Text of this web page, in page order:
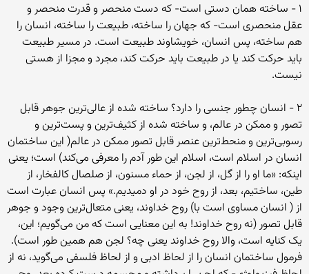
۱ - ساخته همان دستی است- که دست منحصر و قدرت منحصر و
عقل منحصری است- که جهان را ساخته، طبیعت را ساخته، انسان را
هم ساخته، پس انسان، خویشاوند طبیعت است. در مسیر طبیعت
باید حرکت کند یا در طبیعت باید حرکت کند، مجرد و مجزا از هستی
نیست.
۲ - انسان چطور جنسی را دارد؟ ساخته شده از عالی‌ترین جوهر قابل
تصور و ممکن در عالم، و ساخته شده از کثیف‌ترین و پست‌ترین و
رسوبی‌ترین و منحط‌ترین عنصر قابل تصور ممکن در عالم( این ساختمان
انسان در اسلام است، اسلام این طور آدم را معرفی می‌کند) است؛ یعنی
اینکه: «ما او را از گل، از لجن، از حماء مسنون، از صلصال کالفخار، از
طین، ساختیم، بعد، از روح خود در او دمیدیم.» پس انسان عبارت است
از ( انسان مساوی است با) روح خداوند، یعنی متعال‌ترین وجود و جوهر
قابل تصور (نه روح خداوند! به این معنایی است که من می‌گویم؛ این،
یک کنایه است، والا روح خداوند یعنی چه؟ لجن هم همین طور است).
فرمول ساختمان انسان را از لحاظ ادبی و از لحاظ فلسفی می‌گوید، نه از